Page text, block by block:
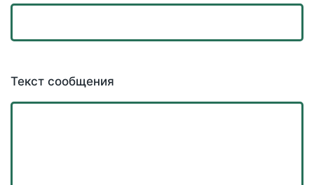
Текст сообщения